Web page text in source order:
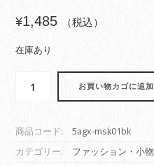
¥1,485 （税込）
在庫あり
シ
ー
お買い物カゴに追加
商品コード:
5agx-msk01bk
カテゴリー:
ファッション・小物